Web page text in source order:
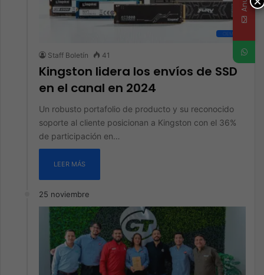
OEM
Staff Boletín 41
Kingston lidera los envíos de SSD
en el canal en 2024
Un robusto portafolio de producto y su reconocido
soporte al cliente posicionan a Kingston con el 36%
de participación en…
LEER MÁS
25 noviembre